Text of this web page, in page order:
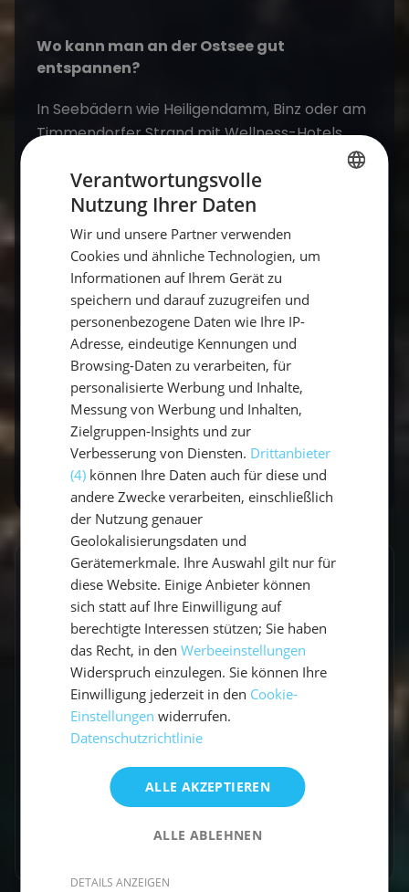
Wo kann man an der Ostsee gut
entspannen?
In Seebädern wie Heiligendamm, Binz oder am
Timmendorfer Strand mit Wellness-Hotels
Verbindet ein Segeltörn Wellness und
Aktivität?
Ja – Segeln entschleunigt, und in den Häfen
locken Spa, Sauna und Strand.
Wann ist die beste Zeit für Wellness an der
Ostsee?
Ganzjährig: im Winter besonders gemütlich, im
Sommer mit Baden kombinierbar.
Claudia Grubert
Travel Influencerin & Segel-Expertin
Claudia ist begeisterte Travel Influencerin und
leidenschaftliche Seglerin. Auf unserem Blog
teilt sie ihre besten Reiseerlebnisse, fundierte
Revierberichte und praktisches Segelwissen
für dein nächstes Abenteuer auf dem Wasser.
Verantwortungsvolle
Nutzung Ihrer Daten
Wir und unsere Partner verwenden
Cookies und ähnliche Technologien, um
Informationen auf Ihrem Gerät zu
speichern und darauf zuzugreifen und
personenbezogene Daten wie Ihre IP-
Adresse, eindeutige Kennungen und
Browsing-Daten zu verarbeiten, für
personalisierte Werbung und Inhalte,
Messung von Werbung und Inhalten,
Zielgruppen-Insights und zur
Verbesserung von Diensten. Drittanbieter
(4) können Ihre Daten auch für diese und
andere Zwecke verarbeiten, einschließlich
der Nutzung genauer
Geolokalisierungsdaten und
Gerätemerkmale. Ihre Auswahl gilt nur für
diese Website. Einige Anbieter können
sich statt auf Ihre Einwilligung auf
berechtigte Interessen stützen; Sie haben
das Recht, in denWerbeeinstellungen
Widerspruch einzulegen. Sie können Ihre
Einwilligung jederzeit in den Cookie-
Einstellungen widerrufen.
Datenschutzrichtlinie
ALLE AKZEPTIEREN
ALLE ABLEHNEN
DETAILS ANZEIGEN